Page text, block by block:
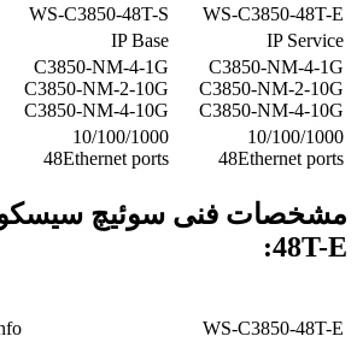
WS-C3850-48T-E
WS-C3850-48T-S
IP Service
IP Base
C3850-NM-4-1G
C3850-NM-2-10G
C3850-NM-4-10G
C3850-NM-4-1G
C3850-NM-2-10G
C3850-NM-4-10G
10/100/1000
48Ethernet ports
10/100/1000
48Ethernet ports
مشخصات فنی سوئیچ
48T-E:
WS-C3850-48T-E